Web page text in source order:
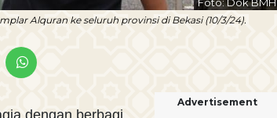
Foto: Dok BMH
Alquran ke seluruh provinsi di Bekasi (10/3/24).
Advertisement